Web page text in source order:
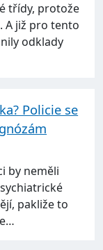
třídy, protože
A již pro tento
odklady
Policie se
by neměli
pakliže to